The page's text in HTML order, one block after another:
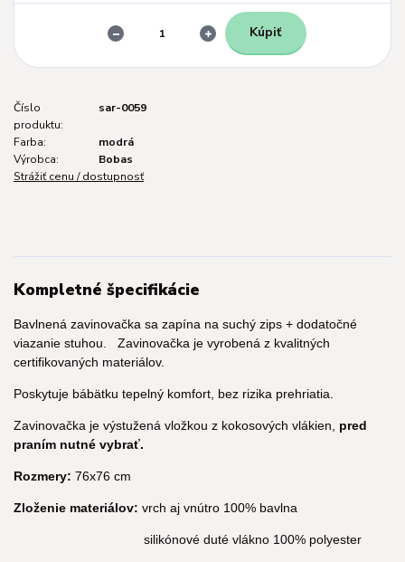
Kúpiť
Číslo
produktu:
sar-0059
Farba:
modrá
Výrobca:
Bobas
Strážiť cenu / dostupnosť
Kompletné špecifikácie
Bavlnená zavinovačka sa zapína na suchý zips + dodatočné
viazanie stuhou. Zavinovačka je vyrobená z kvalitných
certifikovaných materiálov.
Poskytuje bábätku tepelný komfort, bez rizika prehriatia.
Zavinovačka je výstužená vložkou z kokosových vlákien, pred
praním nutné vybrať.
Rozmery: 76x76 cm
Zloženie materiálov: vrch aj vnútro 100% bavlna
silikónové duté vlákno 100% polyester